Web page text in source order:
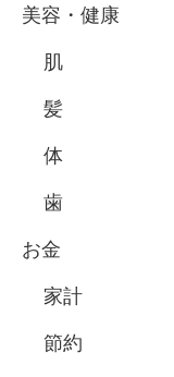
美容・健康
肌
髪
体
歯
お金
家計
節約